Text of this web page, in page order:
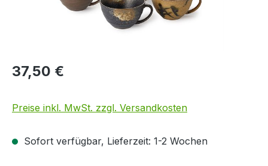
37,50 €
Preise inkl. MwSt. zzgl. Versandkosten
Sofort verfügbar, Lieferzeit: 1-2 Wochen